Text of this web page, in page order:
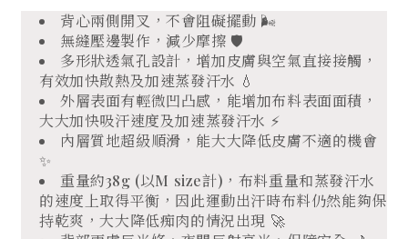
背心兩側開叉，不會阻礙擺動 🌬️
無縫壓邊製作，減少摩擦 🛡️
多形狀透氣孔設計，增加皮膚與空氣直接接觸，
有效加快散熱及加速蒸發汗水 💧
外層表面有輕微凹凸感，能增加布料表面面積，
大大加快吸汗速度及加速蒸發汗水 ⚡
內層質地超級順滑，能大大降低皮膚不適的機會
✨
重量約38g (以M size計)，布料重量和蒸發汗水
的速度上取得平衡，因此運動出汗時布料仍然能夠保
持乾爽，大大降低痴肉的情況出現 🚀